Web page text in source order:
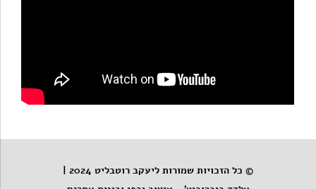
© כל הזכויות שמורות ליעקב רוטבליט 2024 |